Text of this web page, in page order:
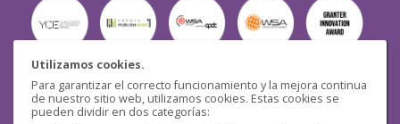
Utilizamos cookies.
Para garantizar el correcto funcionamiento y la mejora continua
de nuestro sitio web, utilizamos cookies. Estas cookies se
pueden dividir en dos categorías:
Seguridad